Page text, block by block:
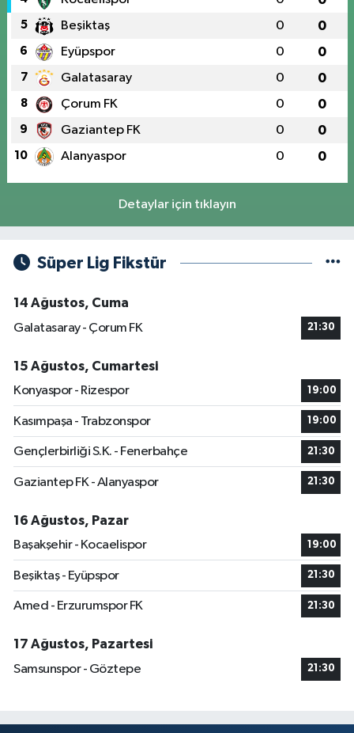
5 Beşiktaş 0 0
6 Eyüpspor 0 0
7 Galatasaray 0 0
8 Çorum FK 0 0
9 Gaziantep FK 0 0
10 Alanyaspor 0 0
Detaylar için tıklayın
Süper Lig Fikstür
14 Ağustos, Cuma
Galatasaray - Çorum FK
21:30
15 Ağustos, Cumartesi
Konyaspor - Rizespor
19:00
Kasımpaşa - Trabzonspor 19:00
Gençlerbirliği S.K. - Fenerbahçe 21:30
Gaziantep FK - Alanyaspor 21:30
16 Ağustos, Pazar
Başakşehir - Kocaelispor
19:00
Beşiktaş - Eyüpspor 21:30
Amed - Erzurumspor FK 21:30
17 Ağustos, Pazartesi
Samsunspor - Göztepe
21:30